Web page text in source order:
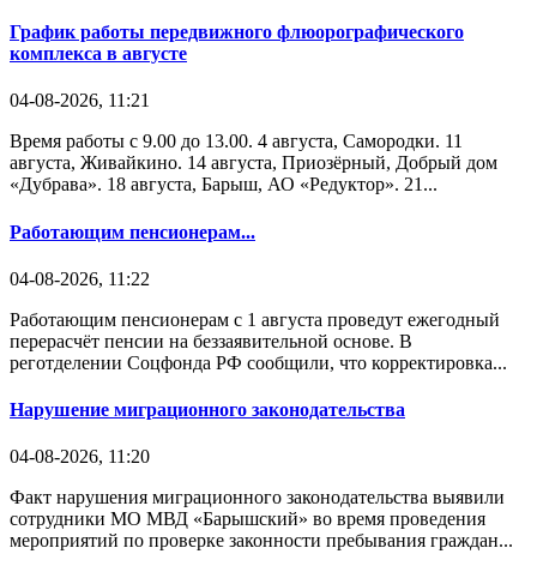
График работы передвижного флюорографического
комплекса в августе
04-08-2026, 11:21
Время работы с 9.00 до 13.00. 4 августа, Самородки. 11
августа, Живайкино. 14 августа, Приозёрный, Добрый дом
«Дубрава». 18 августа, Барыш, АО «Редуктор». 21...
Работающим пенсионерам...
04-08-2026, 11:22
Работающим пенсионерам с 1 августа проведут ежегодный
перерасчёт пенсии на беззаявительной основе. В
реготделении Соцфонда РФ сообщили, что корректировка...
Нарушение миграционного законодательства
04-08-2026, 11:20
Факт нарушения миграционного законодательства выявили
сотрудники МО МВД «Барышский» во время проведения
мероприятий по проверке законности пребывания граждан...